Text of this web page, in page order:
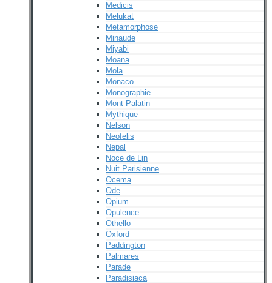
Medicis
Melukat
Metamorphose
Minaude
Miyabi
Moana
Mola
Monaco
Monographie
Mont Palatin
Mythique
Nelson
Neofelis
Nepal
Noce de Lin
Nuit Parisienne
Ocema
Ode
Opium
Opulence
Othello
Oxford
Paddington
Palmares
Parade
Paradisiaca